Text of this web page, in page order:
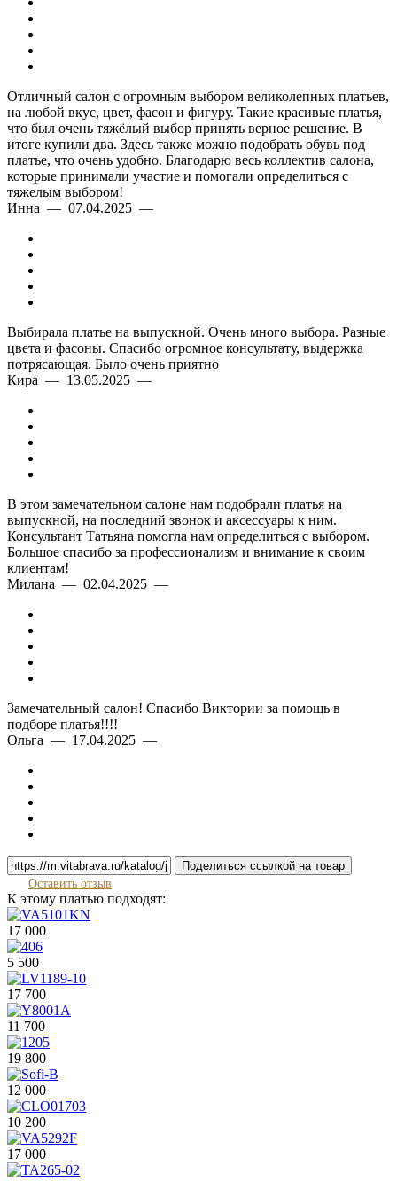
Отличный салон с огромным выбором великолепных платьев,
на любой вкус, цвет, фасон и фигуру. Такие красивые платья,
что был очень тяжёлый выбор принять верное решение. В
итоге купили два. Здесь также можно подобрать обувь под
платье, что очень удобно. Благодарю весь коллектив салона,
которые принимали участие и помогали определиться с
тяжелым выбором!
Инна — 07.04.2025 —
Выбирала платье на выпускной. Очень много выбора. Разные
цвета и фасоны. Спасибо огромное консультату, выдержка
потрясающая. Было очень приятно
Кира — 13.05.2025 —
В этом замечательном салоне нам подобрали платья на
выпускной, на последний звонок и аксессуары к ним.
Консультант Татьяна помогла нам определиться с выбором.
Большое спасибо за профессионализм и внимание к своим
клиентам!
Милана — 02.04.2025 —
Замечательный салон! Спасибо Виктории за помощь в
подборе платья!!!!
Ольга — 17.04.2025 —
Поделиться ссылкой на товар
Оставить отзыв
К этому платью подходят:
17 000
5 500
17 700
11 700
19 800
12 000
10 200
17 000